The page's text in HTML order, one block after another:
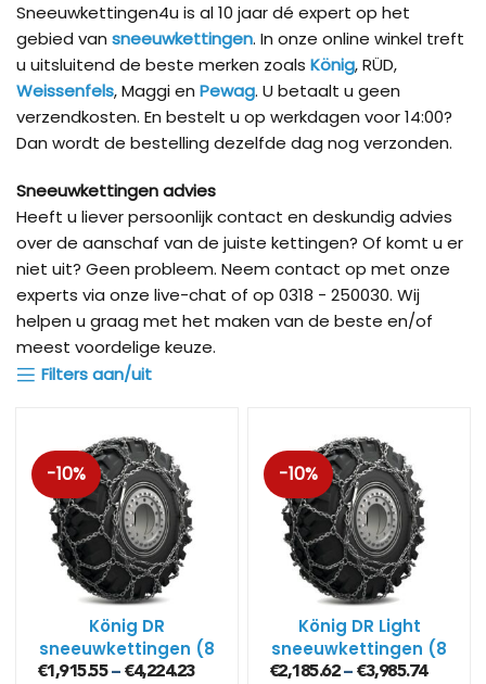
Sneeuwkettingen4u is al 10 jaar dé expert op het
gebied van sneeuwkettingen. In onze online winkel treft
u uitsluitend de beste merken zoals König, RÜD,
Weissenfels, Maggi en Pewag. U betaalt u geen
verzendkosten. En bestelt u op werkdagen voor 14:00?
Dan wordt de bestelling dezelfde dag nog verzonden.
Sneeuwkettingen advies
Heeft u liever persoonlijk contact en deskundig advies
over de aanschaf van de juiste kettingen? Of komt u er
niet uit? Geen probleem. Neem contact op met onze
experts via onze live-chat of op 0318 - 250030. Wij
helpen u graag met het maken van de beste en/of
meest voordelige keuze.
Filters aan/uit
-10%
König DR
sneeuwkettingen (8
mm)
€1,915.55– €4,224.23
-10%
König DR Light
sneeuwkettingen (8
mm)
€2,185.62– €3,985.74